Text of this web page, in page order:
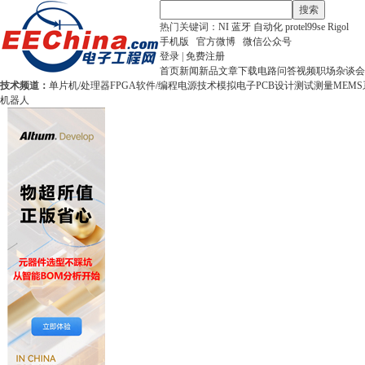
搜索
热门关键词： NI 蓝牙 自动化 protel99se Rigol
手机版
官方微博
微信公众号
登录 免费注册
首页新闻新品文章下载电路问答视频职场杂谈
技术频道： 单片机/处理器FPGA软件/编程电源技术模拟电子PCB设计测试测量MEMS
机器人